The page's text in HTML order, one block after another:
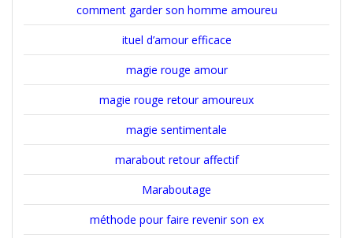
comment garder son homme amoureu
ituel d’amour efficace
magie rouge amour
magie rouge retour amoureux
magie sentimentale
marabout retour affectif
Maraboutage
méthode pour faire revenir son ex